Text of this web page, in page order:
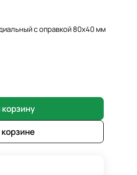
с оправкой 80х40 мм
корзину
корзине